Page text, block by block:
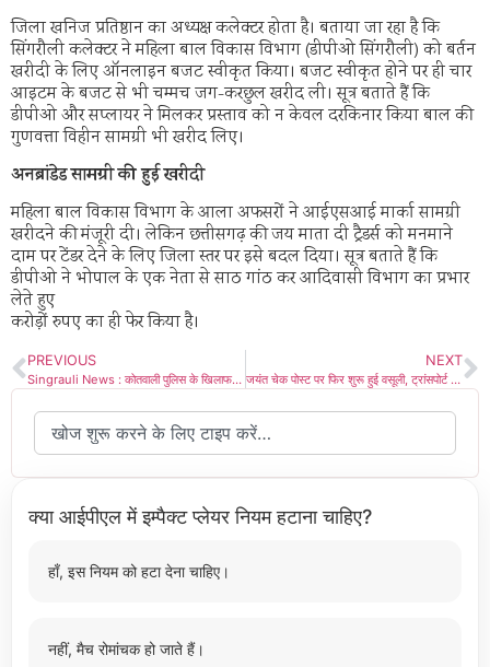
जिला खनिज प्रतिष्ठान का अध्यक्ष कलेक्टर होता है। बताया जा रहा है कि
सिंगरौली कलेक्टर ने महिला बाल विकास विभाग (डीपीओ सिंगरौली) को बर्तन
खरीदी के लिए ऑनलाइन बजट स्वीकृत किया। बजट स्वीकृत होने पर ही चार
आइटम के बजट से भी चम्मच जग-करछुल खरीद ली। सूत्र बताते हैं कि
डीपीओ और सप्लायर ने मिलकर प्रस्ताव को न केवल दरकिनार किया बाल की
गुणवत्ता विहीन सामग्री भी खरीद लिए।
अनब्रांडेड सामग्री की हुई खरीदी
महिला बाल विकास विभाग के आला अफसरों ने आईएसआई मार्का सामग्री
खरीदने की मंजूरी दी। लेकिन छत्तीसगढ़ की जय माता दी ट्रैडर्स को मनमाने
दाम पर टेंडर देने के लिए जिला स्तर पर इसे बदल दिया। सूत्र बताते हैं कि
डीपीओ ने भोपाल के एक नेता से साठ गांठ कर आदिवासी विभाग का प्रभार
लेते हुए
करोड़ों रुपए का ही फेर किया है।
PREVIOUS
Singrauli News : कोतवाली पुलिस के खिलाफ तुलसी मार्ग पर, धरने पर बैठा ज्वेलर्स एसोसिएशन, रास्ता किया जाम
NEXT
जयंत चेक पोस्ट पर फिर शुरू हुई वसूली, ट्रांसपोर्ट में बढ़ रहा असंतोष, bjp मंडल अध्यक्ष वीडियो बनाकर किया था वायरल
क्या आईपीएल में इम्पैक्ट प्लेयर नियम हटाना चाहिए?
हाँ, इस नियम को हटा देना चाहिए।
नहीं, मैच रोमांचक हो जाते हैं।